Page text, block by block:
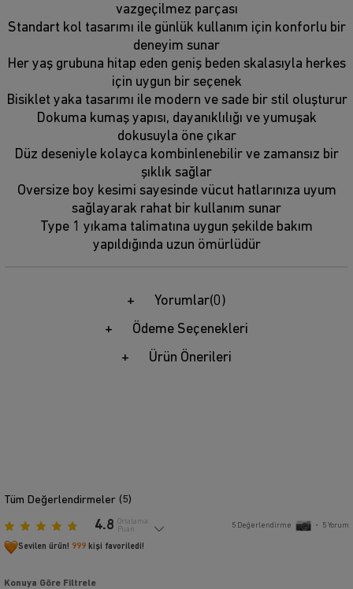
vazgeçilmez parçası
Standart kol tasarımı ile günlük kullanım için konforlu bir
deneyim sunar
Her yaş grubuna hitap eden geniş beden skalasıyla herkes
için uygun bir seçenek
Bisiklet yaka tasarımı ile modern ve sade bir stil oluşturur
Dokuma kumaş yapısı, dayanıklılığı ve yumuşak
dokusuyla öne çıkar
Düz deseniyle kolayca kombinlenebilir ve zamansız bir
şıklık sağlar
Oversize boy kesimi sayesinde vücut hatlarınıza uyum
sağlayarak rahat bir kullanım sunar
Type 1 yıkama talimatına uygun şekilde bakım
yapıldığında uzun ömürlüdür
Yorumlar(0)
Ödeme Seçenekleri
Ürün Önerileri
Tüm Değerlendirmeler (5)
4.8 Ortalama
Puan
5 Değerlendirme • 5Yorum
Sevilen ürün! 999 kişi favoriledi!
Konuya Göre Filtrele